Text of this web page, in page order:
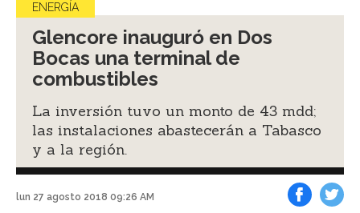
ENERGÍA
Glencore inauguró en Dos
Bocas una terminal de
combustibles
La inversión tuvo un monto de 43 mdd;
las instalaciones abastecerán a Tabasco
y a la región.
lun 27 agosto 2018 09:26 AM